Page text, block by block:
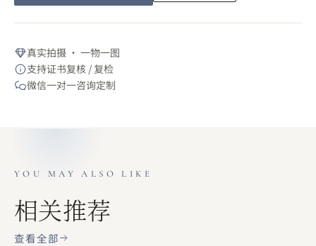
真实拍摄 · 一物一图
支持证书复核 / 复检
微信一对一咨询定制
YOU MAY ALSO LIKE
相关推荐
查看全部